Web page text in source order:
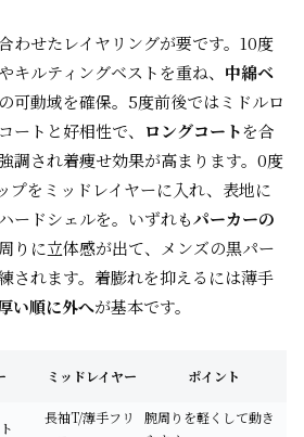
わせたレイヤリングが要です。10度
キルティングベストを重ね、 中綿ベ
可動域を確保。5度前後ではミドルロ
ートと好相性で、 ロングコートを合
調され着痩せ効果が高まります。0度
プをミッドレイヤーに入れ、表地に
ードシェルを。いずれもパーカーの
りに立体感が出て、メンズの黒パー
されます。着膨れを抑えるには薄手
い順に外へが基本です。
ミッドレイヤー ポイント
長袖T/薄手フリ
腕周りを軽くして動き